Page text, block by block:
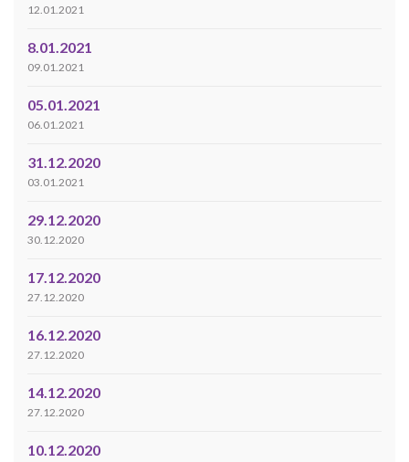
12.01.2021
8.01.2021
09.01.2021
05.01.2021
06.01.2021
31.12.2020
03.01.2021
29.12.2020
30.12.2020
17.12.2020
27.12.2020
16.12.2020
27.12.2020
14.12.2020
27.12.2020
10.12.2020